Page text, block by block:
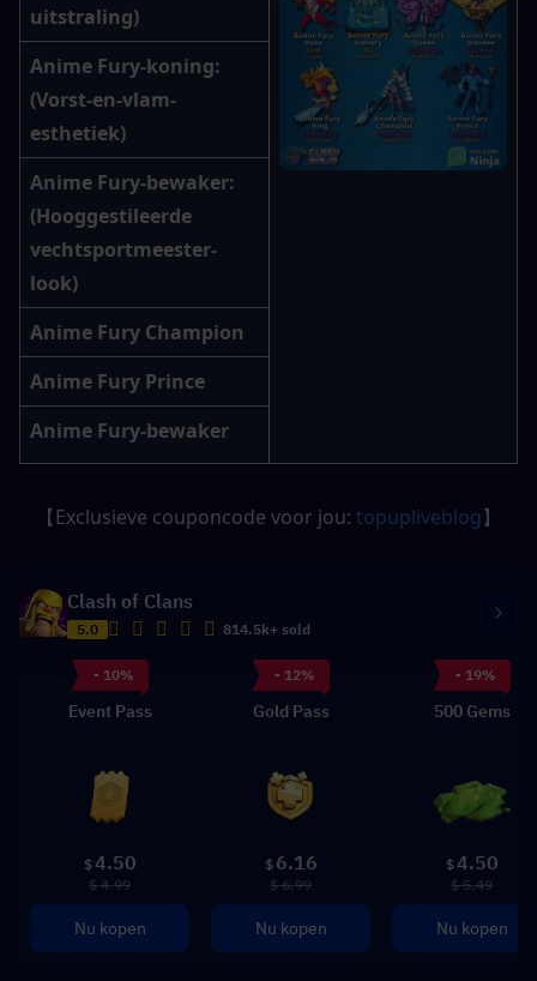
uitstraling)
Anime Fury-koning:
(Vorst-en-vlam-
esthetiek)
Anime Fury-bewaker:
(Hooggestileerde
vechtsportmeester-
look)
Anime Fury Champion
Anime Fury Prince
Anime Fury-bewaker
【Exclusieve couponcode voor jou: topupliveblog】
Clash of Clans
5.0 814.5k+ sold
- 10%
Event Pass
$4.50
$ 4.99
Nu kopen
- 12%
Gold Pass
$ 6.16
$ 6.99
Nu kopen
- 19%
500 Gems
$4.50
$ 5.49
Nu kopen